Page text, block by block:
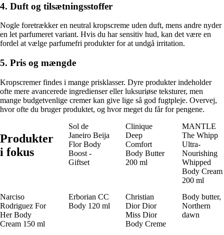
4. Duft og tilsætningsstoffer
Nogle foretrækker en neutral kropscreme uden duft, mens andre nyder
en let parfumeret variant. Hvis du har sensitiv hud, kan det være en
fordel at vælge parfumefri produkter for at undgå irritation.
5. Pris og mængde
Kropscremer findes i mange prisklasser. Dyre produkter indeholder
ofte mere avancerede ingredienser eller luksuriøse teksturer, men
mange budgetvenlige cremer kan give lige så god fugtpleje. Overvej,
hvor ofte du bruger produktet, og hvor meget du får for pengene.
Produkter
i fokus
Sol de
Janeiro Beija
Flor Body
Boost -
Giftset
Clinique
Deep
Comfort
Body Butter
200 ml
MANTLE
The Whipp
Ultra-
Nourishing
Whipped
Body Cream
200 ml
Narciso
Rodriguez For
Her Body
Cream 150 ml
Erborian CC
Body 120 ml
Christian
Dior Dior
Miss Dior
Body Creme
Body butter,
Northern
dawn